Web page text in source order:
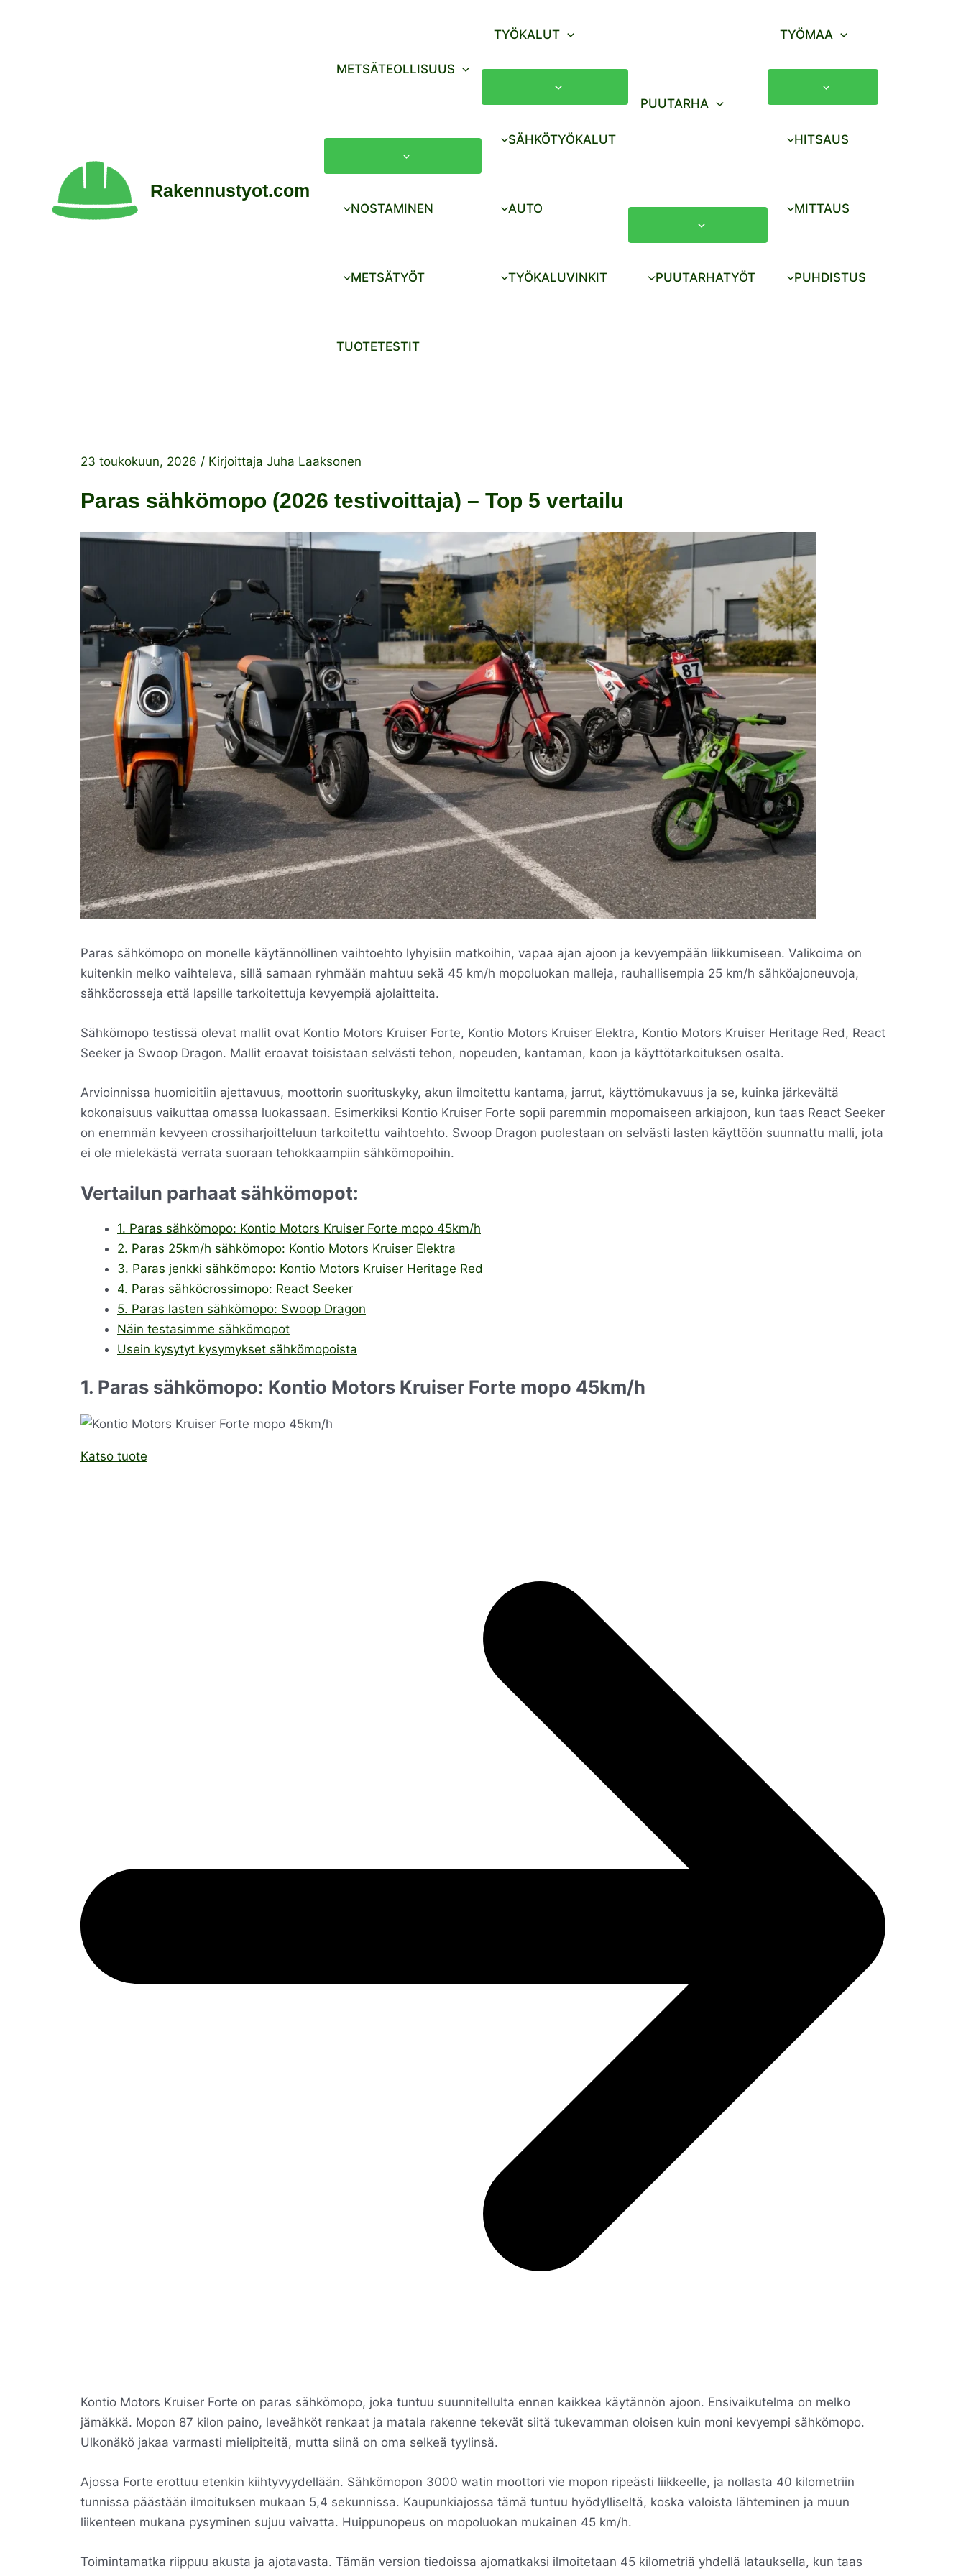
Rakennustyot.com
METSÄTEOLLISUUS
NOSTAMINEN
METSÄTYÖT
TYÖKALUT
SÄHKÖTYÖKALUT
AUTO
TYÖKALUVINKIT
PUUTARHA
PUUTARHATYÖT
TYÖMAA
HITSAUS
MITTAUS
PUHDISTUS
TUOTETESTIT
23 toukokuun, 2026 / Kirjoittaja Juha Laaksonen
Paras sähkömopo (2026 testivoittaja) – Top 5 vertailu
Paras sähkömopo on monelle käytännöllinen vaihtoehto lyhyisiin matkoihin, vapaa ajan ajoon ja kevyempään liikkumiseen. Valikoima on
kuitenkin melko vaihteleva, sillä samaan ryhmään mahtuu sekä 45 km/h mopoluokan malleja, rauhallisempia 25 km/h sähköajoneuvoja,
sähköcrosseja että lapsille tarkoitettuja kevyempiä ajolaitteita.
Sähkömopo testissä olevat mallit ovat Kontio Motors Kruiser Forte, Kontio Motors Kruiser Elektra, Kontio Motors Kruiser Heritage Red, React
Seeker ja Swoop Dragon. Mallit eroavat toisistaan selvästi tehon, nopeuden, kantaman, koon ja käyttötarkoituksen osalta.
Arvioinnissa huomioitiin ajettavuus, moottorin suorituskyky, akun ilmoitettu kantama, jarrut, käyttömukavuus ja se, kuinka järkevältä
kokonaisuus vaikuttaa omassa luokassaan. Esimerkiksi Kontio Kruiser Forte sopii paremmin mopomaiseen arkiajoon, kun taas React Seeker
on enemmän kevyeen crossiharjoitteluun tarkoitettu vaihtoehto. Swoop Dragon puolestaan on selvästi lasten käyttöön suunnattu malli, jota
ei ole mielekästä verrata suoraan tehokkaampiin sähkömopoihin.
Vertailun parhaat sähkömopot:
1. Paras sähkömopo: Kontio Motors Kruiser Forte mopo 45km/h
2. Paras 25km/h sähkömopo: Kontio Motors Kruiser Elektra
3. Paras jenkki sähkömopo: Kontio Motors Kruiser Heritage Red
4. Paras sähköcrossimopo: React Seeker
5. Paras lasten sähkömopo: Swoop Dragon
Näin testasimme sähkömopot
Usein kysytyt kysymykset sähkömopoista
1. Paras sähkömopo: Kontio Motors Kruiser Forte mopo 45km/h
Katso tuote
Kontio Motors Kruiser Forte on paras sähkömopo, joka tuntuu suunnitellulta ennen kaikkea käytännön ajoon. Ensivaikutelma on melko
jämäkkä. Mopon 87 kilon paino, leveähköt renkaat ja matala rakenne tekevät siitä tukevamman oloisen kuin moni kevyempi sähkömopo.
Ulkonäkö jakaa varmasti mielipiteitä, mutta siinä on oma selkeä tyylinsä.
Ajossa Forte erottuu etenkin kiihtyvyydellään. Sähkömopon 3000 watin moottori vie mopon ripeästi liikkeelle, ja nollasta 40 kilometriin
tunnissa päästään ilmoituksen mukaan 5,4 sekunnissa. Kaupunkiajossa tämä tuntuu hyödylliseltä, koska valoista lähteminen ja muun
liikenteen mukana pysyminen sujuu vaivatta. Huippunopeus on mopoluokan mukainen 45 km/h.
Toimintamatka riippuu akusta ja ajotavasta. Tämän version tiedoissa ajomatkaksi ilmoitetaan 45 kilometriä yhdellä latauksella, kun taas